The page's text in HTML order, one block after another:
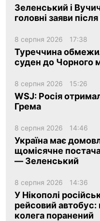
Зеленський і
головні заяви
8 серпня 2026 17:38
Туреччина
суден до Чорного
8 серпня 2026 15:26
WSJ: Росія
Грема
8 серпня 2026 14:46
Україна має
щомісячне
— Зеленський
8 серпня 2026 14:36
У Нікополі
рейсовий автобус:
колега поранений